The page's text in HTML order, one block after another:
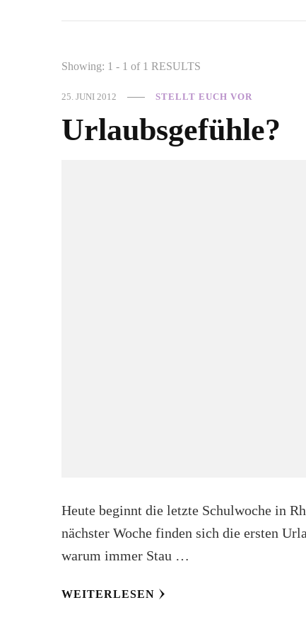
Showing: 1 - 1 of 1 RESULTS
25. JUNI 2012 STELLT EUCH VOR
Urlaubsgefühle?
Heute beginnt die letzte Schulwoche in
nächster Woche finden sich die ersten
warum immer Stau …
WEITERLESEN